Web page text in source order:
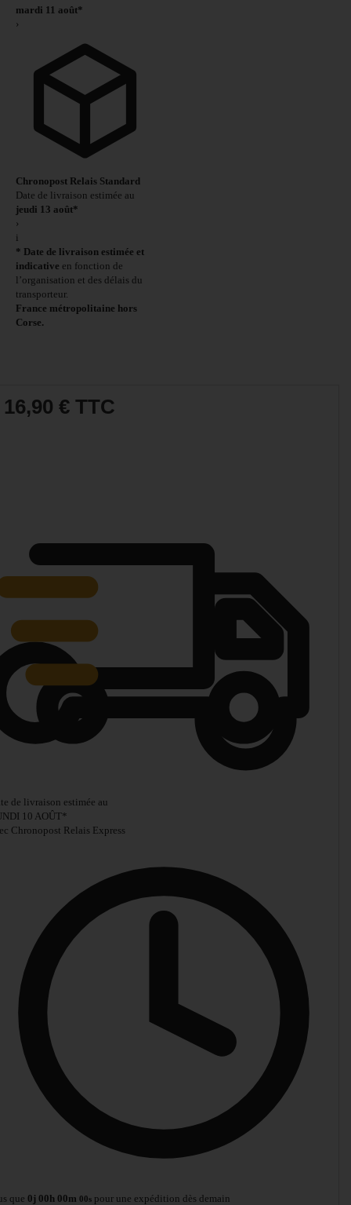
mardi 11 août*
›
Chronopost Relais Standard
Date de livraison estimée au
jeudi 13 août*
›
i
* Date de livraison estimée et
indicative en fonction de
l’organisation et des délais du
transporteur.
France métropolitaine hors
Corse.
16,90 € TTC
de livraison estimée au
10 AOÛT*
Chronopost Relais Express
que 0j 00h 00m 00s pour une expédition dès demain